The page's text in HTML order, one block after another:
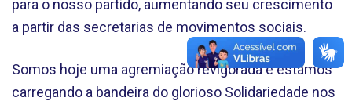
para o nosso partido, aumentando seu crescimento
a partir das secretarias de movimentos sociais.
Somos hoje uma agremiação revigorada e estamos
carregando a bandeira do glorioso Solidariedade nos